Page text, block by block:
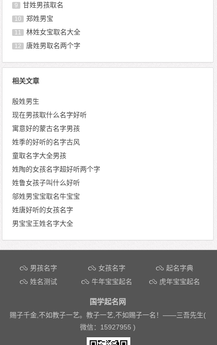
9 甘姓男孩取名
10 郑姓男宝
11 林姓女宝取名大全
12 唐姓男取名两个字
相关文章
殷姓男生
现在男孩取什么名字好听
寓意好的蒙古名字男孩
姓季的好听的名字古风
童取名字大全男孩
姓陶的女孩名字超好听两个字
姓鲁女孩子叫什么好听
邬姓男宝宝取名牛宝宝
姓唐好听的女孩名字
男宝宝王姓名字大全
文章导航
男孩名字 女孩名字
起名字典
姓名测试
牛年宝宝起名 虎年宝宝起名
国学起名网
赐子千金,不如教子一艺。教子一艺,不如赐子一名！——三吾先生(
微信：15927955 )